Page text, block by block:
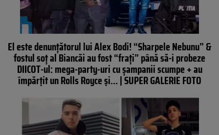
El este denunțătorul lui Alex Bodi! “Sharpele Nebunu” &
fostul soț al Biancăi au fost “frați” până să-i probeze
DIICOT-ul: mega-party-uri cu șampanii scumpe + au
împărțit un Rolls Royce și… | SUPER GALERIE FOTO